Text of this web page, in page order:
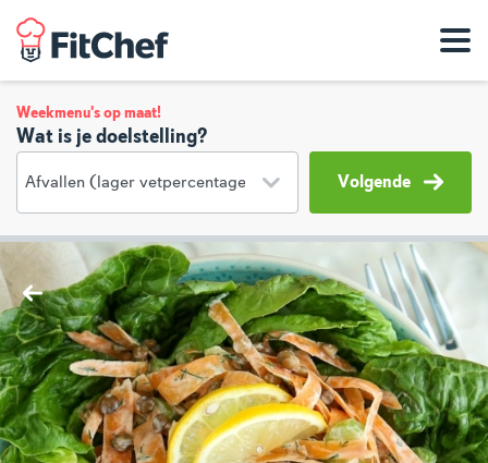
Weekmenu's op maat!
Wat is je doelstelling?
Volgende